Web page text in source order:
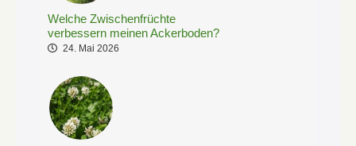
Welche Zwischenfrüchte
verbessern meinen Ackerboden?
24. Mai 2026